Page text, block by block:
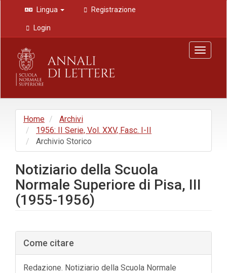
Navigazione
principale
Contenuto
principale
Barra
laterale
Lingua Registrazione
Login
Toggle
Home
Archivi
1956: II Serie, Vol. XXV, Fasc. I-II
Archivio Storico
Notiziario della Scuola
Normale Superiore di Pisa, III
(1955-1956)
Barra
laterale
dell'articolo
Come citare
Redazione. Notiziario della Scuola Normale